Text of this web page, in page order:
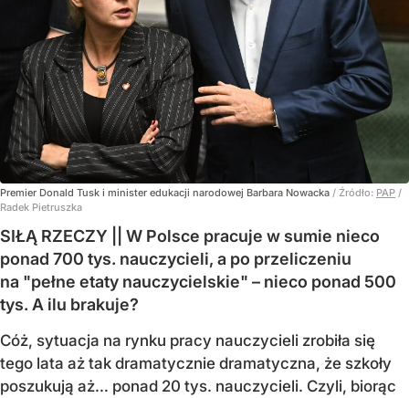
Premier Donald Tusk i minister edukacji narodowej Barbara Nowacka / Źródło: PAP /
Radek Pietruszka
SIŁĄ RZECZY || W Polsce pracuje w sumie nieco
ponad 700 tys. nauczycieli, a po przeliczeniu
na "pełne etaty nauczycielskie" – nieco ponad 500
tys. A ilu brakuje?
Cóż, sytuacja na rynku pracy nauczycieli zrobiła się
tego lata aż tak dramatycznie dramatyczna, że szkoły
poszukują aż… ponad 20 tys. nauczycieli. Czyli, biorąc